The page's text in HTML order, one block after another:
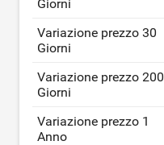
Giorni
Variazione prezzo 30
Giorni
Variazione prezzo 200
Giorni
Variazione prezzo 1
Anno